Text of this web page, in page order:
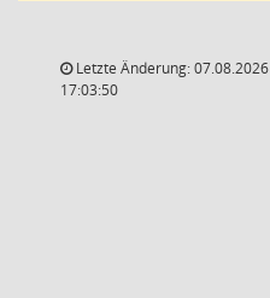
Letzte Änderung: 07.08.2026
17:03:50